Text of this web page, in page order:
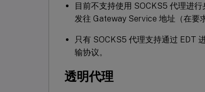
目前不支持使用 SOCKS5 代理进
发往 Gateway Service 地址（在要
只有 SOCKS5 代理支持通过 EDT
输协议。
透明代理